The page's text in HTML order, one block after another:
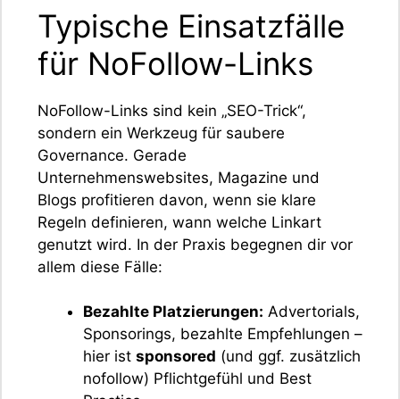
Typische Einsatzfälle
für NoFollow-Links
NoFollow-Links sind kein „SEO-Trick“,
sondern ein Werkzeug für saubere
Governance. Gerade
Unternehmenswebsites, Magazine und
Blogs profitieren davon, wenn sie klare
Regeln definieren, wann welche Linkart
genutzt wird. In der Praxis begegnen dir vor
allem diese Fälle:
Bezahlte Platzierungen: Advertorials,
Sponsorings, bezahlte Empfehlungen –
hier ist sponsored (und ggf. zusätzlich
nofollow) Pflichtgefühl und Best